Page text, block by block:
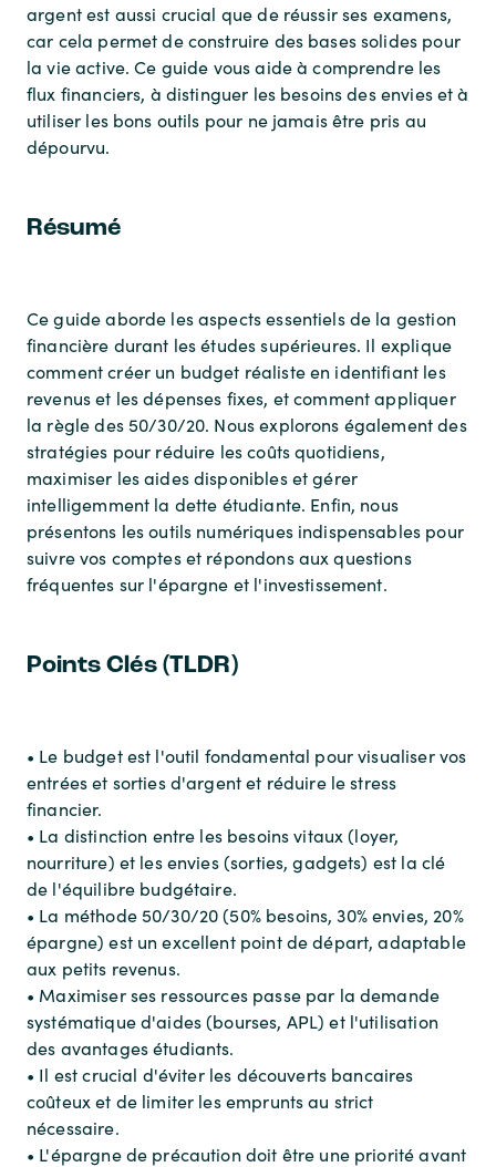
argent est aussi crucial que de réussir ses examens,
car cela permet de construire des bases solides pour
la vie active. Ce guide vous aide à comprendre les
flux financiers, à distinguer les besoins des envies et à
utiliser les bons outils pour ne jamais être pris au
dépourvu.
Résumé
Ce guide aborde les aspects essentiels de la gestion
financière durant les études supérieures. Il explique
comment créer un budget réaliste en identifiant les
revenus et les dépenses fixes, et comment appliquer
la règle des 50/30/20. Nous explorons également des
stratégies pour réduire les coûts quotidiens,
maximiser les aides disponibles et gérer
intelligemment la dette étudiante. Enfin, nous
présentons les outils numériques indispensables pour
suivre vos comptes et répondons aux questions
fréquentes sur l'épargne et l'investissement.
Points Clés (TLDR)
• Le budget est l'outil fondamental pour visualiser vos
entrées et sorties d'argent et réduire le stress
financier.
• La distinction entre les besoins vitaux (loyer,
nourriture) et les envies (sorties, gadgets) est la clé
de l'équilibre budgétaire.
• La méthode 50/30/20 (50% besoins, 30% envies, 20%
épargne) est un excellent point de départ, adaptable
aux petits revenus.
• Maximiser ses ressources passe par la demande
systématique d'aides (bourses, APL) et l'utilisation
des avantages étudiants.
• Il est crucial d'éviter les découverts bancaires
coûteux et de limiter les emprunts au strict
nécessaire.
• L'épargne de précaution doit être une priorité avant